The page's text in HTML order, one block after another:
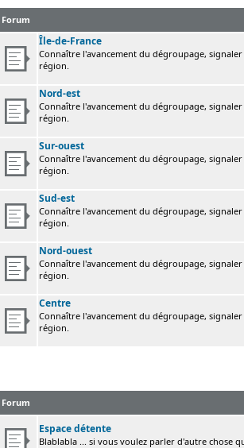
Forum
Île-de-France
Connaître l'avancement du dégroupage,
région.
Nord-est
Connaître l'avancement du dégroupage,
région.
Sur-ouest
Connaître l'avancement du dégroupage,
région.
Sud-est
Connaître l'avancement du dégroupage,
région.
Nord-ouest
Connaître l'avancement du dégroupage,
région.
Centre
Connaître l'avancement du dégroupage,
région.
Forum
Espace détente
Blablabla ... si vous voulez parler d'autre chose